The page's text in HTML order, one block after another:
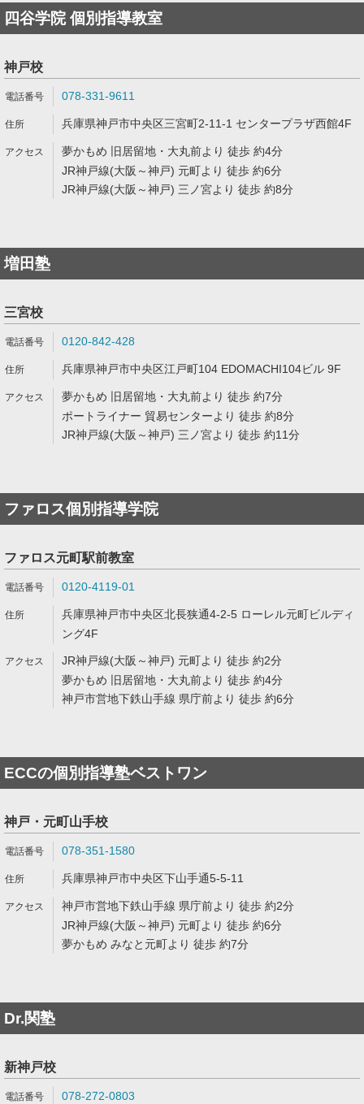
四谷学院 個別指導教室
神戸校
078-331-9611
兵庫県神戸市中央区三宮町2-11-1 センタープラザ西館4F
夢かもめ 旧居留地・大丸前より 徒歩 約4分
JR神戸線(大阪～神戸) 元町より 徒歩 約6分
JR神戸線(大阪～神戸) 三ノ宮より 徒歩 約8分
増田塾
三宮校
0120-842-428
兵庫県神戸市中央区江戸町104 EDOMACHI104ビル 9F
夢かもめ 旧居留地・大丸前より 徒歩 約7分
ポートライナー 貿易センターより 徒歩 約8分
JR神戸線(大阪～神戸) 三ノ宮より 徒歩 約11分
ファロス個別指導学院
ファロス元町駅前教室
0120-4119-01
兵庫県神戸市中央区北長狭通4-2-5 ローレル元町ビルディ
ング4F
JR神戸線(大阪～神戸) 元町より 徒歩 約2分
夢かもめ 旧居留地・大丸前より 徒歩 約4分
神戸市営地下鉄山手線 県庁前より 徒歩 約6分
ECCの個別指導塾ベストワン
神戸・元町山手校
078-351-1580
兵庫県神戸市中央区下山手通5-5-11
神戸市営地下鉄山手線 県庁前より 徒歩 約2分
JR神戸線(大阪～神戸) 元町より 徒歩 約6分
夢かもめ みなと元町より 徒歩 約7分
Dr.関塾
新神戸校
078-272-0803